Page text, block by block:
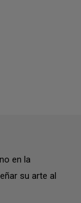
en la
su arte al